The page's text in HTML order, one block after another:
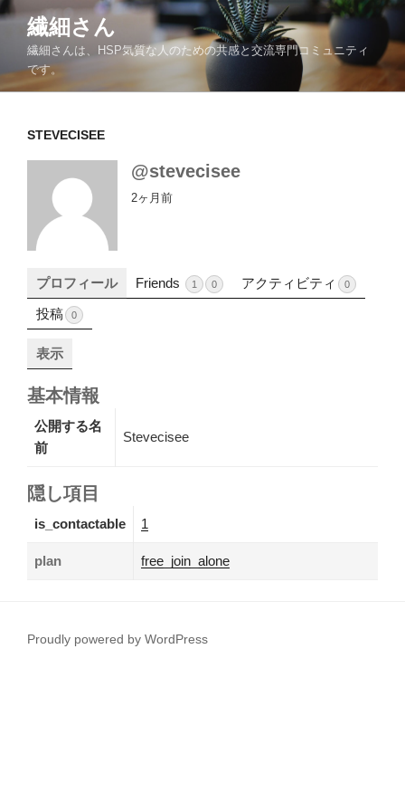
コ
ン
ツ
繊細さん
繊細さんは、HSP気質な人のための共感と交流専門コミュニティ
です。
STEVECISEE
@stevecisee
2ヶ月前
プロフィール Friends 1 0 アクティビティ 0
投稿 0
表示
基本情報
公開する名
前
Stevecisee
隠し項目
is_contactable 1
plan free_join_alone
Proudly powered by WordPress